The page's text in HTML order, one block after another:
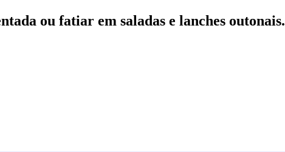
ou fatiar em saladas e lanches outonais.